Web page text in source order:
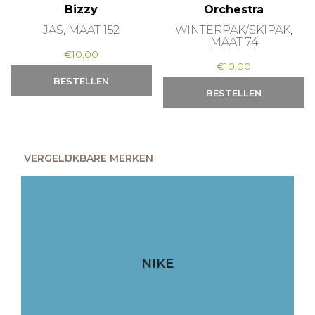
Bizzy
JAS, MAAT 152
€10,00
BESTELLEN
Orchestra
WINTERPAK/SKIPAK,
MAAT 74
€10,00
BESTELLEN
VERGELIJKBARE MERKEN
NIKE